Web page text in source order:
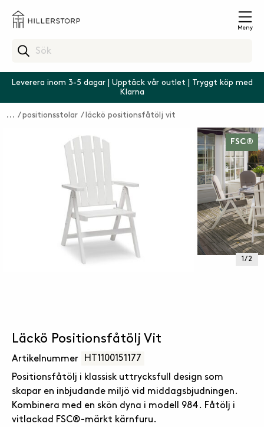
Meny
Leverera inom 3-5 dagar | Upptäck vår outlet | Tryggt köp med
Klarna
positionsstolar läckö positionsfåtölj vit
1 / 2
FSC®
Läckö Positionsfåtölj Vit
Artikelnummer HT1100151177
Positionsfåtölj i klassisk uttrycksfull design som
skapar en inbjudande miljö vid middagsbjudningen.
Kombinera med en skön dyna i modell 984. Fåtölj i
vitlackad FSC®-märkt kärnfuru.